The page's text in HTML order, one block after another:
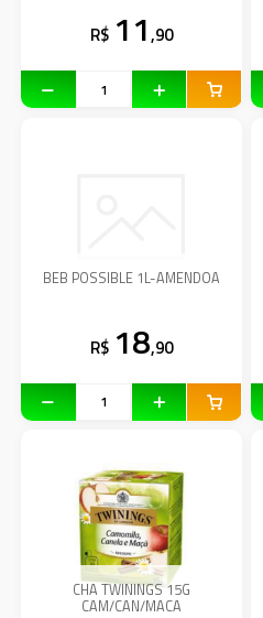
R$ 11,90
BEB POSSIBLE 1L-AMENDOA
R$ 18,90
CHA TWININGS 15G
CAM/CAN/MACA